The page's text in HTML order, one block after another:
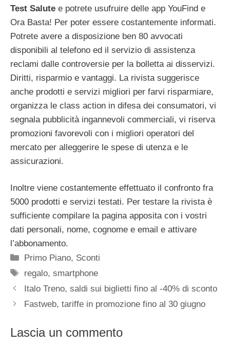
Test Salute e potrete usufruire delle app YouFind e
Ora Basta! Per poter essere costantemente informati.
Potrete avere a disposizione ben 80 avvocati
disponibili al telefono ed il servizio di assistenza
reclami dalle controversie per la bolletta ai disservizi.
Diritti, risparmio e vantaggi. La rivista suggerisce
anche prodotti e servizi migliori per farvi risparmiare,
organizza le class action in difesa dei consumatori, vi
segnala pubblicità ingannevoli commerciali, vi riserva
promozioni favorevoli con i migliori operatori del
mercato per alleggerire le spese di utenza e le
assicurazioni.
Inoltre viene costantemente effettuato il confronto fra
5000 prodotti e servizi testati. Per testare la rivista è
sufficiente compilare la pagina apposita con i vostri
dati personali, nome, cognome e email e attivare
l’abbonamento.
Categorie
Primo Piano, Sconti
Tag
regalo,smartphone
Italo Treno, saldi sui biglietti fino al -40% di sconto
Fastweb, tariffe in promozione fino al 30 giugno
Lascia un commento